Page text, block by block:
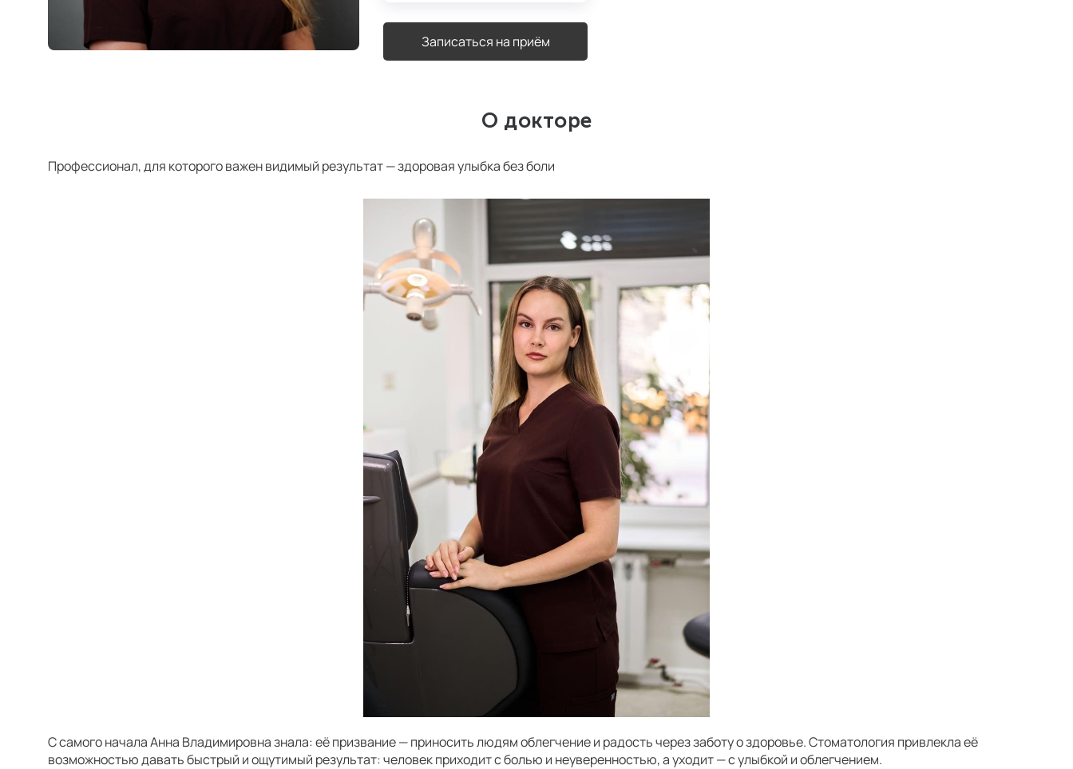
Записаться на приём
О докторе
Профессионал, для которого важен видимый результат — здоровая улыбка без боли
С самого начала Анна Владимировна знала: её призвание — приносить людям облегчение и радость через заботу о здоровье. Стоматология привлекла её
возможностью давать быстрый и ощутимый результат: человек приходит с болью и неуверенностью, а уходит — с улыбкой и облегчением.